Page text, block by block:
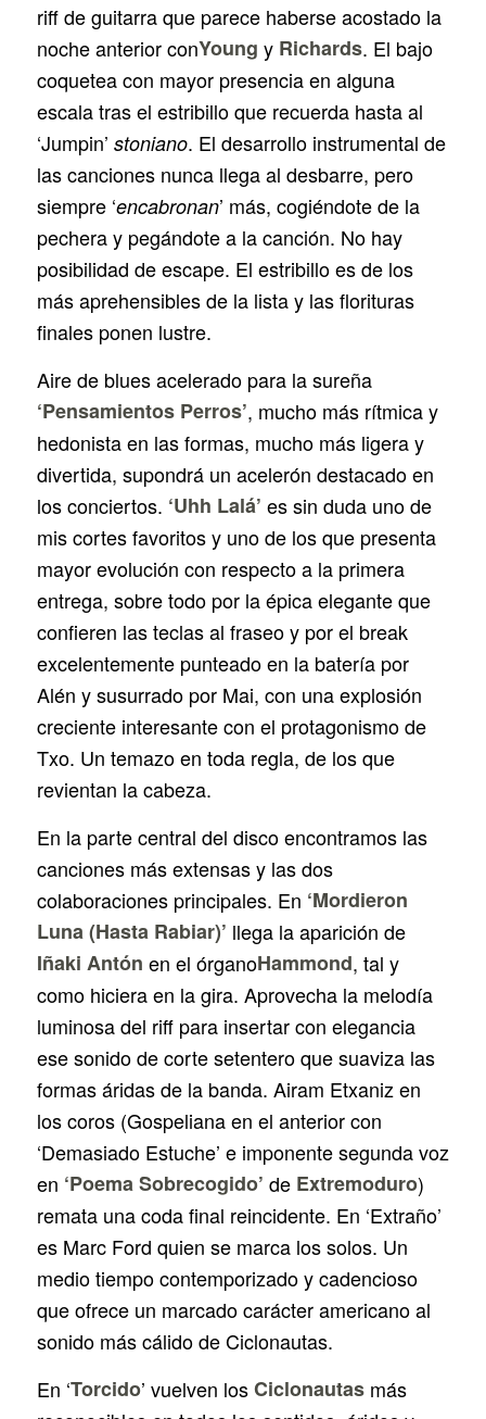
riff de guitarra que parece haberse acostado la
noche anterior conYoung y Richards. El bajo
coquetea con mayor presencia en alguna
escala tras el estribillo que recuerda hasta al
‘Jumpin’ stoniano. El desarrollo instrumental de
las canciones nunca llega al desbarre, pero
siempre ‘encabronan’ más, cogiéndote de la
pechera y pegándote a la canción. No hay
posibilidad de escape. El estribillo es de los
más aprehensibles de la lista y las florituras
finales ponen lustre.
Aire de blues acelerado para la sureña
‘Pensamientos Perros’, mucho más rítmica y
hedonista en las formas, mucho más ligera y
divertida, supondrá un acelerón destacado en
los conciertos. ‘Uhh Lalá’ es sin duda uno de
mis cortes favoritos y uno de los que presenta
mayor evolución con respecto a la primera
entrega, sobre todo por la épica elegante que
confieren las teclas al fraseo y por el break
excelentemente punteado en la batería por
Alén y susurrado por Mai, con una explosión
creciente interesante con el protagonismo de
Txo. Un temazo en toda regla, de los que
revientan la cabeza.
En la parte central del disco encontramos las
canciones más extensas y las dos
colaboraciones principales. En ‘Mordieron
Luna (Hasta Rabiar)’ llega la aparición de
Iñaki Antón en el órganoHammond, tal y
como hiciera en la gira. Aprovecha la melodía
luminosa del riff para insertar con elegancia
ese sonido de corte setentero que suaviza las
formas áridas de la banda. Airam Etxaniz en
los coros (Gospeliana en el anterior con
‘Demasiado Estuche’ e imponente segunda voz
en ‘Poema Sobrecogido’ de Extremoduro)
remata una coda final reincidente. En ‘Extraño’
es Marc Ford quien se marca los solos. Un
medio tiempo contemporizado y cadencioso
que ofrece un marcado carácter americano al
sonido más cálido de Ciclonautas.
En ‘Torcido’ vuelven losCiclonautasmás